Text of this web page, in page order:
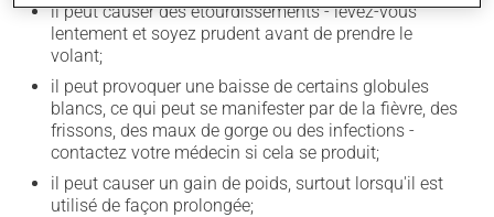
il peut causer des étourdissements - levez-vous
lentement et soyez prudent avant de prendre le
volant;
il peut provoquer une baisse de certains globules
blancs, ce qui peut se manifester par de la fièvre, des
frissons, des maux de gorge ou des infections -
contactez votre médecin si cela se produit;
il peut causer un gain de poids, surtout lorsqu'il est
utilisé de façon prolongée;